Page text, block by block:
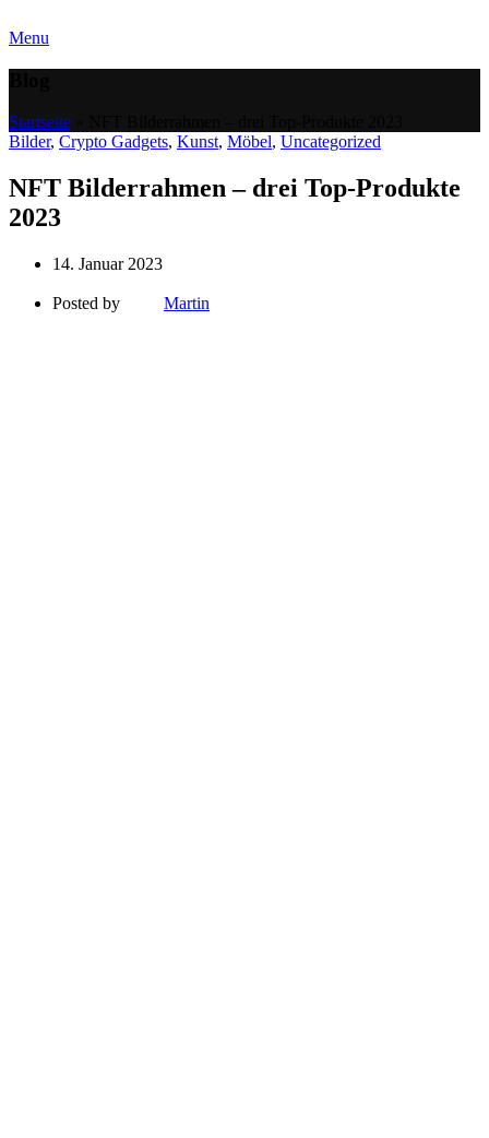
Menu
Startseite
Bilder, Crypto Gadgets, Kunst, Möbel, Uncategorized
NFT Bilderrahmen – drei Top-Produkte
2023
14. Januar 2023
Posted by Martin